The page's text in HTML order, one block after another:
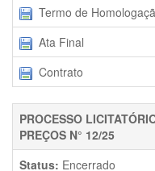
Termo de
Ata Final
Contrato
PROCESSO
PREÇOS N° 12/25
Status: Encerrado